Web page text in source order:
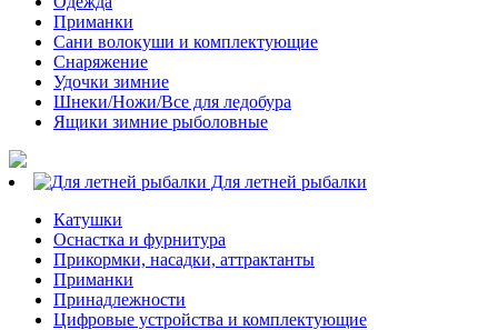
Приманки
Сани волокуши и комплектующие
Снаряжение
Удочки зимние
Шнеки/Ножи/Все для ледобура
Ящики зимние рыболовные
Для летней рыбалки
Катушки
Оснастка и фурнитура
Прикормки, насадки, аттрактанты
Приманки
Принадлежности
Цифровые устройства и комплектующие